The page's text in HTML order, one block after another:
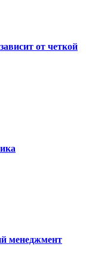
от четкой
менеджмент